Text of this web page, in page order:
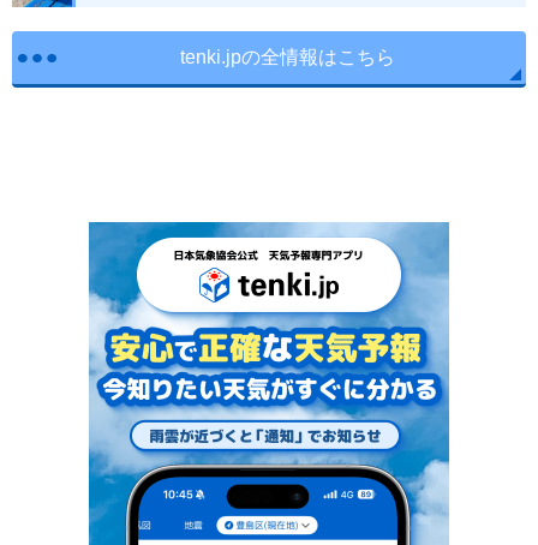
tenki.jpの全情報はこちら